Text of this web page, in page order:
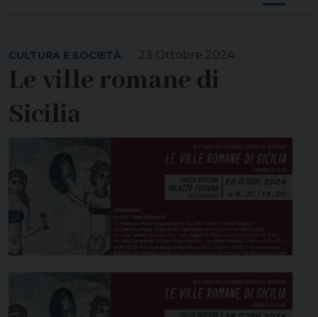
23 Ottobre 2024
CULTURA E SOCIETÀ
Le ville romane di
Sicilia